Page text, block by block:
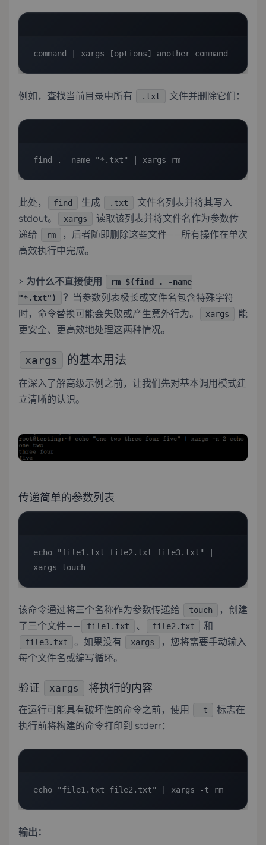
command | xargs [options] another_command
例如，查找当前目录中所有 .txt 文件并删除它们：
find . -name "*.txt" | xargs rm
此处， find 生成 .txt
文件名列表并将其写入
stdout。
xargs
读取该列表并将文件名作为参数传
递给
rm
，后者随即删除这些文件——所有操作在单次
高效执行中完成。
> 为什么不直接使用
rm $(find . -name
"*.txt")
？ 当参数列表极长或文件名包含特殊字符
时，命令替换可能会失败或产生意外行为。
xargs
能
更安全、更高效地处理这两种情况。
xargs 的基本用法
在深入了解高级示例之前，让我们先对基本调用模式建
立清晰的认识。
传递简单的参数列表
echo "file1.txt file2.txt file3.txt" |
xargs touch
该命令通过将三个名称作为参数传递给 touch
，创建
了三个文件——
file1.txt 、 file2.txt 和
file3.txt 。如果没有 xargs
，您将需要手动输入
每个文件名或编写循环。
验证 xargs 将执行的内容
在运行可能具有破坏性的命令之前，使用 -t
标志在
执行前将构建的命令打印到 stderr：
echo "file1.txt file2.txt" | xargs -t rm
输出：